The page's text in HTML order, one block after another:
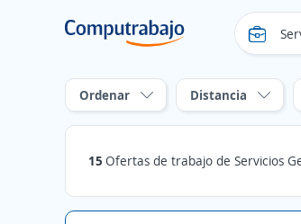
Ordenar Distancia
15 Ofertas de trabajo de Servicios Generales, Aseo y Seguridad